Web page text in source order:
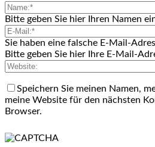
Bitte geben Sie hier Ihren Namen
Sie haben eine falsche E-Mail-
Bitte geben Sie hier Ihre E-Mail-
Speichern Sie meinen Namen,
meine Website für den nächsten
Browser.